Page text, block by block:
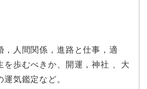
，人間関係，進路と仕事，適
を歩むべきか、開運，神社 、大
気鑑定など。